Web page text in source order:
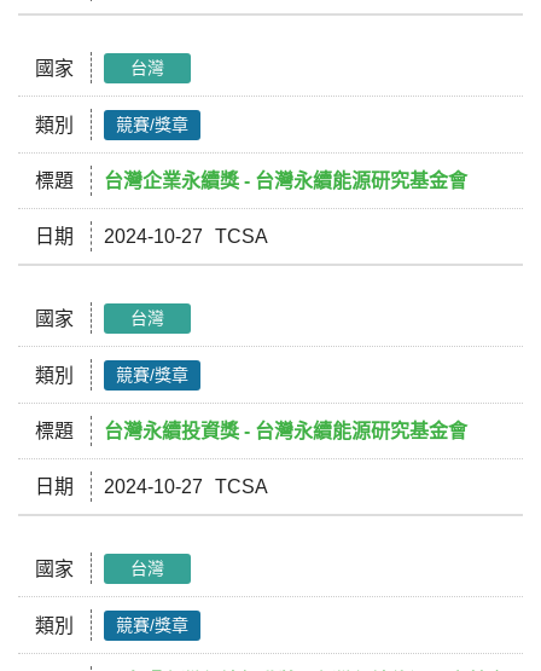
國家 台灣
類別 競賽/獎章
標題 台灣企業永續獎 - 台灣永續能源研究基金會
日期 2024-10-27 TCSA
國家 台灣
類別 競賽/獎章
標題 台灣永續投資獎 - 台灣永續能源研究基金會
日期 2024-10-27 TCSA
國家 台灣
類別 競賽/獎章